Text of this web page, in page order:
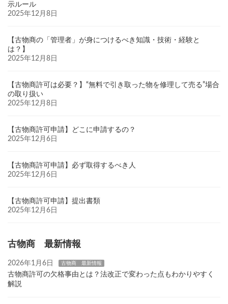
示ルール
2025年12月8日
【古物商の「管理者」が身につけるべき知識・技術・経験と
は？】
2025年12月8日
【古物商許可は必要？】“無料で引き取った物を修理して売る”場合
の取り扱い
2025年12月8日
【古物商許可申請】どこに申請するの？
2025年12月6日
【古物商許可申請】必ず取得するべき人
2025年12月6日
【古物商許可申請】提出書類
2025年12月6日
古物商 最新情報
2026年1月6日 古物商 最新情報
古物商許可の欠格事由とは？法改正で変わった点もわかりやすく
解説